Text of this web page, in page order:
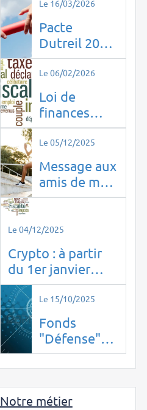
Le 16/03/2026
Pacte
Dutreil 2026
: ce qui
change pour
la
transmission
d’entreprise
Le 06/02/2026
Loi de
finances
2026
Le 05/12/2025
Message aux
amis de mes
enfants !
Le 04/12/2025
Crypto : à partir
du 1er janvier
2026, la
confidentialité
disparaît.
Le 15/10/2025
Fonds
"Défense"
de BPI
France : un
piège pour
les
Notre métier